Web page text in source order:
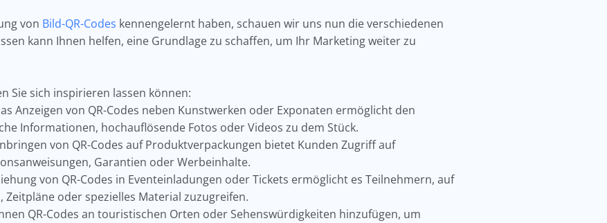
von Bild-QR-Codes kennengelernt haben, schauen wir uns nun die verschiedenen
kann Ihnen helfen, eine Grundlage zu schaffen, um Ihr Marketing weiter zu
Sie sich inspirieren lassen können:
Anzeigen von QR-Codes neben Kunstwerken oder Exponaten ermöglicht den
Informationen, hochauflösende Fotos oder Videos zu dem Stück.
von QR-Codes auf Produktverpackungen bietet Kunden Zugriff auf
Garantien oder Werbeinhalte.
von QR-Codes in Eventeinladungen oder Tickets ermöglicht es Teilnehmern, auf
oder spezielles Material zuzugreifen.
QR-Codes an touristischen Orten oder Sehenswürdigkeiten hinzufügen, um